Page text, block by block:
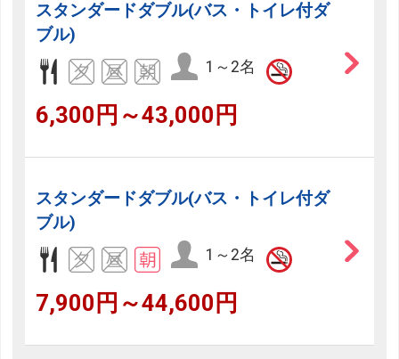
スタンダードダブル(バス・トイレ付ダ
ブル)
1～2名
6,300円～43,000円
スタンダードダブル(バス・トイレ付ダ
ブル)
1～2名
7,900円～44,600円